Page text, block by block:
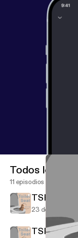
Todos los
11 episodios
TSP 10 :
23 de may de
TSP 9 :